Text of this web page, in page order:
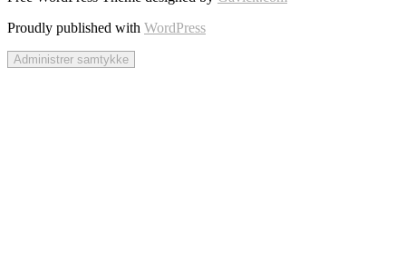
Proudly published with WordPress
Administrer samtykke